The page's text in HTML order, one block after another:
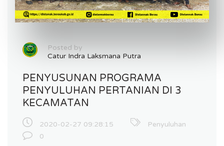
Posted by
Catur Indra Laksmana Putra
PENYUSUNAN PROGRAMA
PENYULUHAN PERTANIAN DI 3
KECAMATAN
2020-02-27 09:28:15
Penyuluhan
0